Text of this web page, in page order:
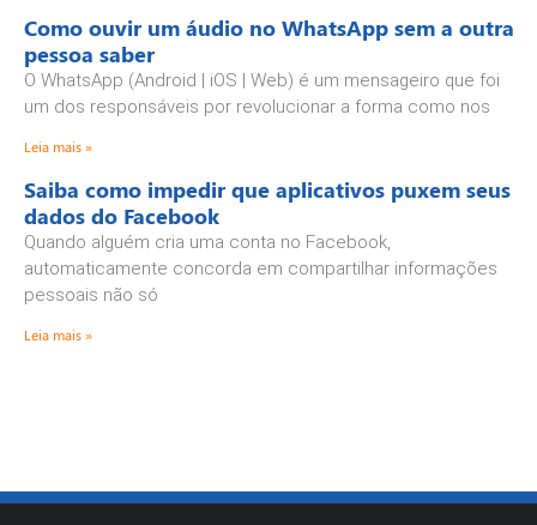
Como ouvir um áudio no WhatsApp sem a outra
pessoa saber
O WhatsApp (Android | iOS | Web) é um mensageiro que foi
um dos responsáveis por revolucionar a forma como nos
Leia mais »
Saiba como impedir que aplicativos puxem seus
dados do Facebook
Quando alguém cria uma conta no Facebook,
automaticamente concorda em compartilhar informações
pessoais não só
Leia mais »